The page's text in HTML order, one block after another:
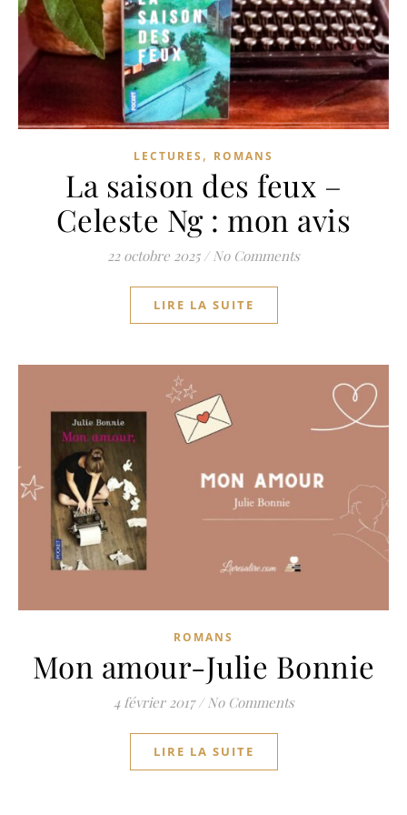
LECTURES , ROMANS
La saison des feux –
Celeste Ng : mon avis
22 octobre 2025 / No Comments
LIRE LA SUITE
ROMANS
Mon amour-Julie Bonnie
4 février 2017 / No Comments
LIRE LA SUITE